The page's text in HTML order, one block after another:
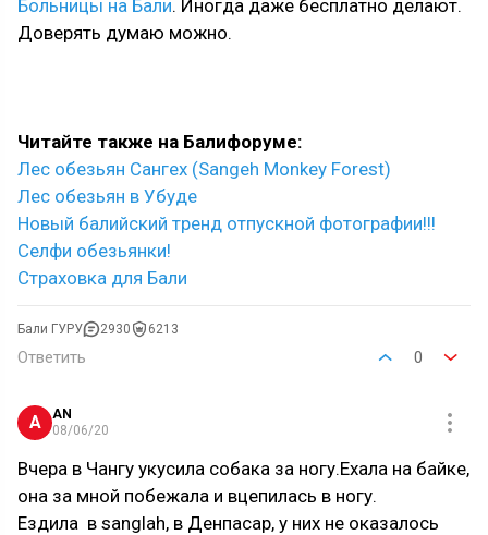
Больницы на Бали. Иногда даже бесплатно делают.
Доверять думаю можно.
Читайте также на Балифоруме:
Лес обезьян Сангех (Sangeh Monkey Forest)
Лес обезьян в Убуде
Новый балийский тренд отпускной фотографии!!!
Селфи обезьянки!
Страховка для Бали
Бали ГУРУ 2930 6213
Ответить 0
A
AN
08/06/20
Вчера в Чангу укусила собака за ногу.Ехала на байке,
она за мной побежала и вцепилась в ногу.
Ездила в sanglah, в Денпасар, у них не оказалось